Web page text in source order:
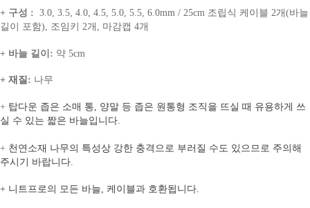
+ 구성 : 3.0, 3.5, 4.0, 4.5, 5.0, 5.5, 6.0mm / 25cm 조립식 케이블 2개(바늘
길이 포함), 조임키 2개, 마감캡 4개
+ 바늘 길이: 약 5cm
+ 재질: 나무
+ 탑다운 좁은 소매 통, 양말 등 좁은 원통형 조직을 뜨실 때 유용하게 쓰
실 수 있는 짧은 바늘입니다.
+ 천연소재 나무의 특성상 강한 충격으로 부러질 수도 있으므로 주의해
주시기 바랍니다.
+ 니트프로의 모든 바늘, 케이블과 호환됩니다.